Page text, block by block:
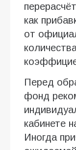
как
от
Перед
фонд
кабинете
Иногда